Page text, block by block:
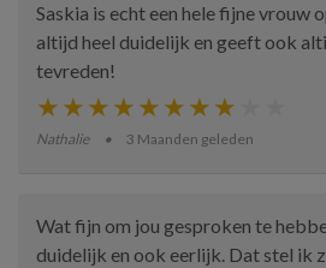
Saskia is echt een hele fijne vrouw
altijd heel duidelijk en geeft ook
tevreden!
Nathalie 3 Maanden geleden
Wat fijn om jou gesproken te
duidelijk en ook eerlijk. Dat stel ik